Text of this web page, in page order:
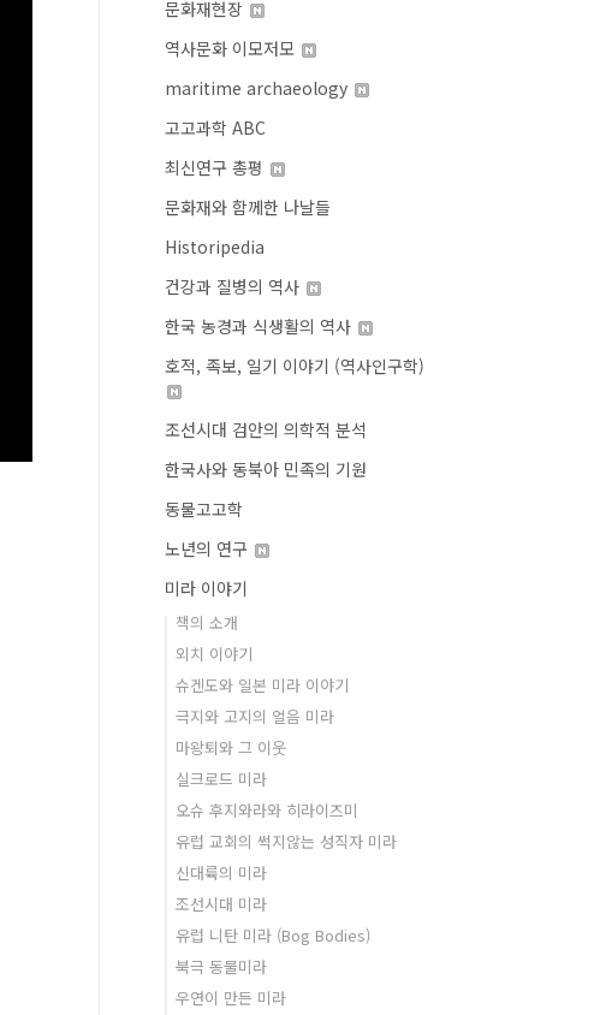
문화재현장
역사문화 이모저모
maritime archaeology
고고과학 ABC
최신연구 총평
문화재와 함께한 나날들
Historipedia
건강과 질병의 역사
한국 농경과 식생활의 역사
호적, 족보, 일기 이야기 (역사인구학)
조선시대 검안의 의학적 분석
한국사와 동북아 민족의 기원
동물고고학
노년의 연구
미라 이야기
책의 소개
외치 이야기
슈겐도와 일본 미라 이야기
극지와 고지의 얼음 미라
마왕퇴와 그 이웃
실크로드 미라
오슈 후지와라와 히라이즈미
유럽 교회의 썩지않는 성직자 미라
신대륙의 미라
조선시대 미라
유럽 니탄 미라 (Bog Bodies)
북극 동물미라
우연이 만든 미라